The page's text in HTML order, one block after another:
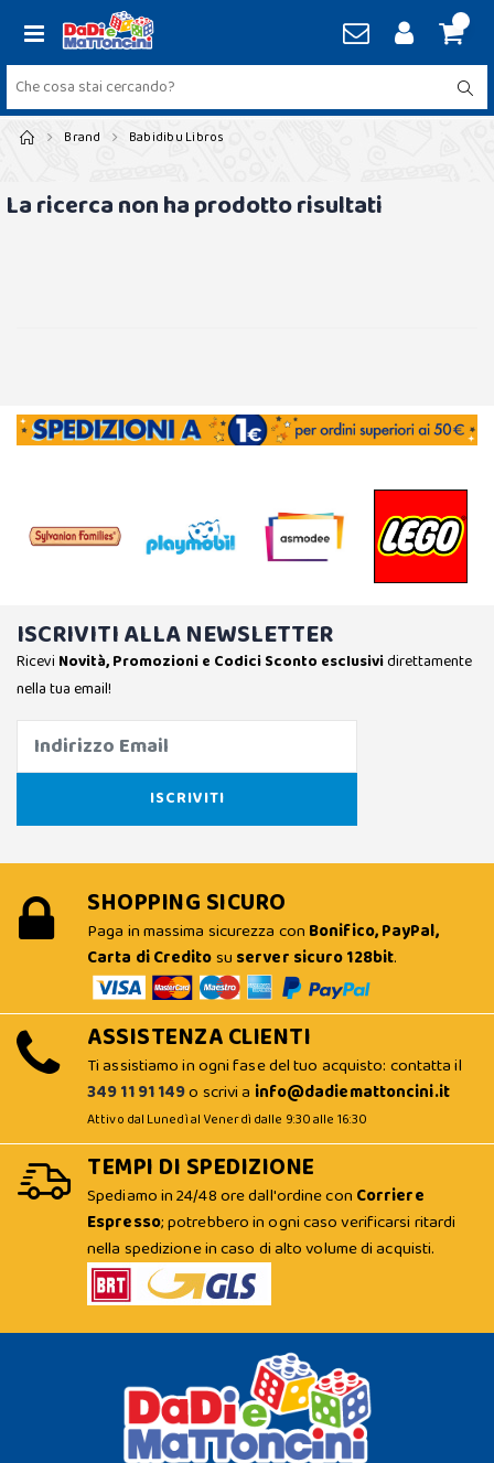
Brand Babidibu Libros
La ricerca non ha prodotto risultati
ISCRIVITI ALLA NEWSLETTER
Ricevi Novità, Promozioni e Codici Sconto esclusividirettamente
nella tua email!
SHOPPING SICURO
Paga in massima sicurezza con Bonifico, PayPal,
Carta di Creditosu server sicuro 128bit.
ASSISTENZA CLIENTI
Ti assistiamo in ogni fase del tuo acquisto: contatta il
349 11 91 149o scrivi a info@dadiemattoncini.it
Attivo dal Lunedì al Venerdì dalle 9:30 alle 16:30
TEMPI DI SPEDIZIONE
Spediamo in 24/48 ore dall'ordine con Corriere
Espresso; potrebbero in ogni caso verificarsi ritardi
nella spedizione in caso di alto volume di acquisti.